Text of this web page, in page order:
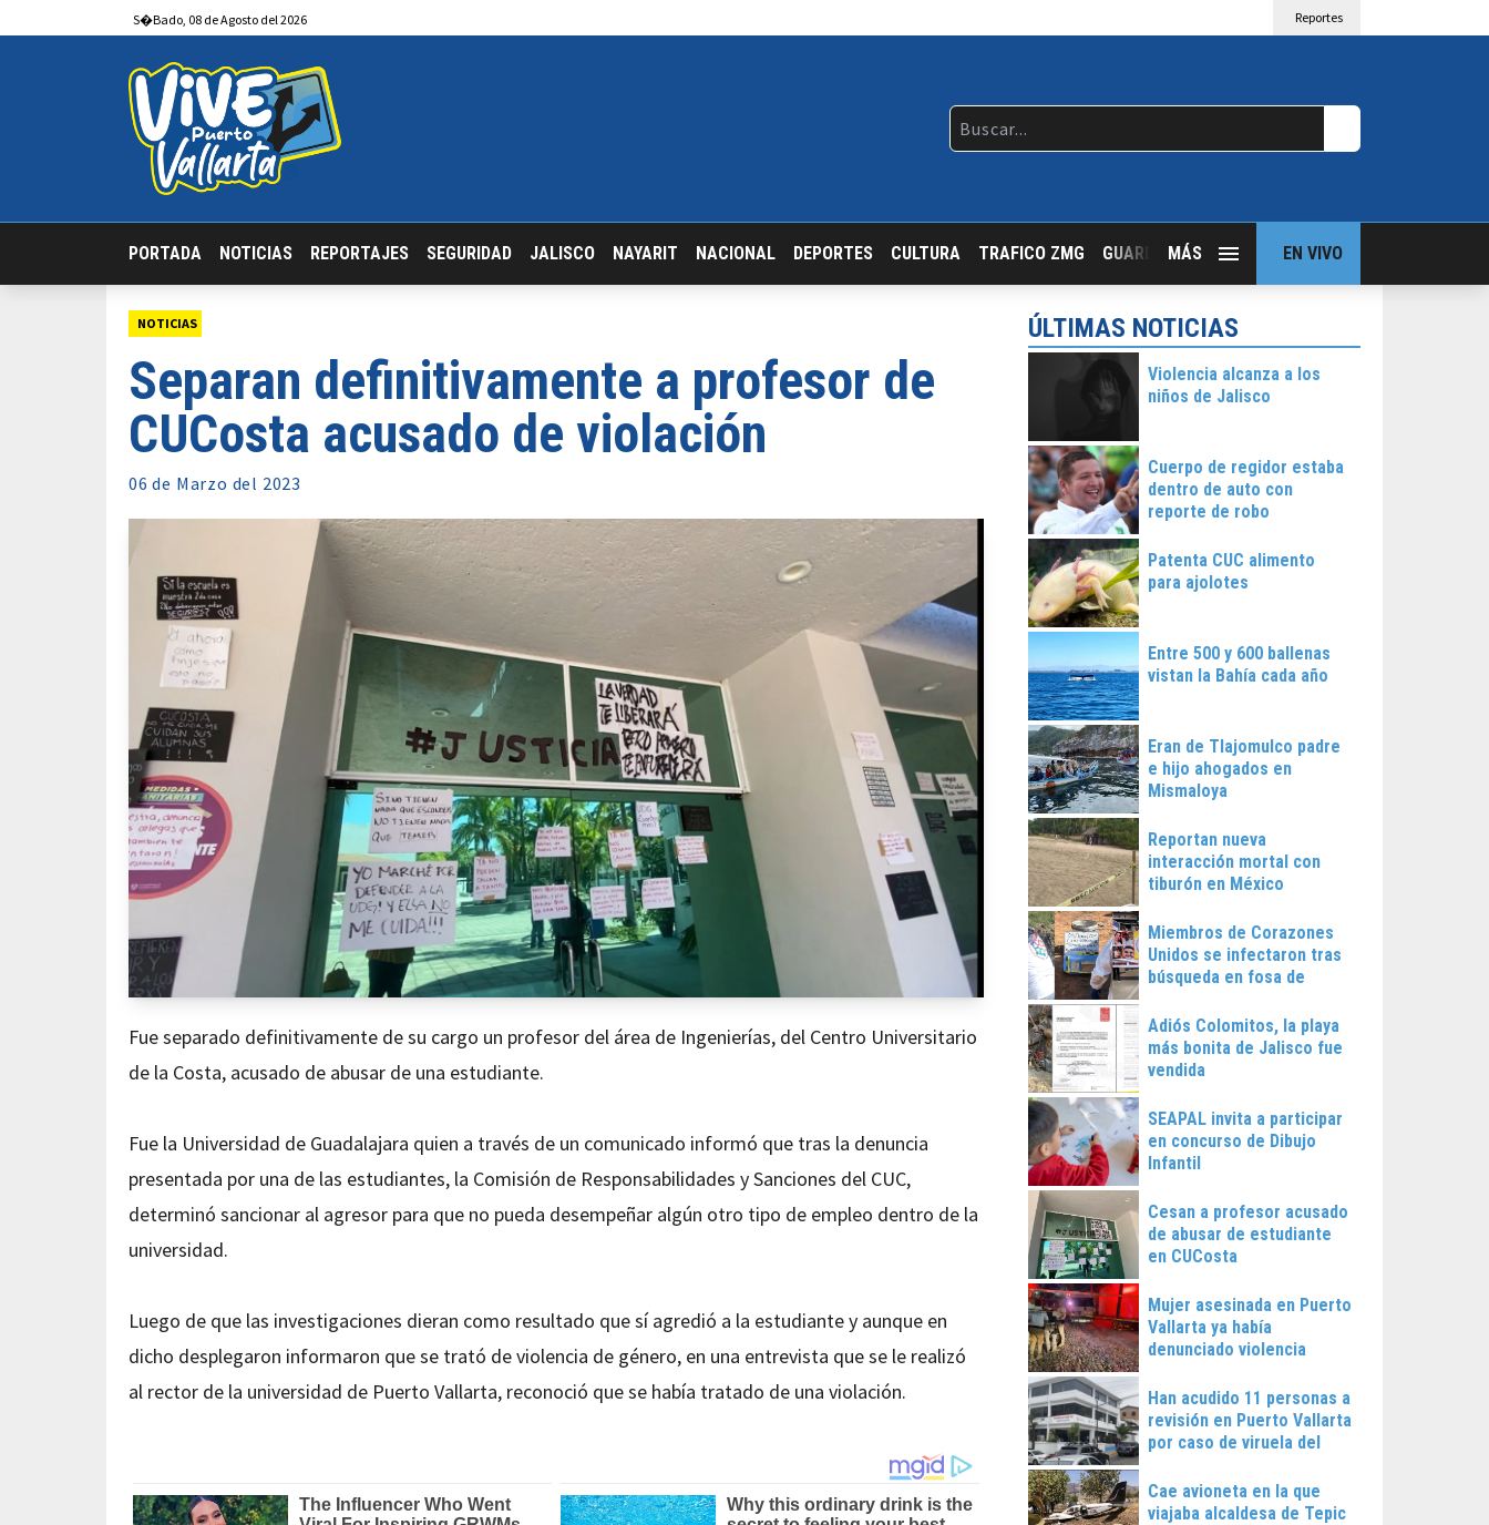
S�bado, 08 deAgosto del 2026 Reportes
PORTADA NOTICIAS REPORTAJES SEGURIDAD JALISCO NAYARIT NACIONAL DEPORTES CULTURA TRAFICO ZMG GUARDIA NOCTURNA GUADALAJARA FOLLOW
MÁS EN VIVO
NOTICIAS
Separan definitivamente a profesor de
CUCosta acusado de violación
06 de Marzo del 2023
Fue separado definitivamente de su cargo un profesor del área de Ingenierías, del Centro Universitario
de la Costa, acusado de abusar de una estudiante.
Fue la Universidad de Guadalajara quien a través de un comunicado informó que tras la denuncia
presentada por una de las estudiantes, la Comisión de Responsabilidades y Sanciones del CUC,
determinó sancionar al agresor para que no pueda desempeñar algún otro tipo de empleo dentro de la
universidad.
Luego de que las investigaciones dieran como resultado que sí agredió a la estudiante y aunque en
dicho desplegaron informaron que se trató de violencia de género, en una entrevista que se le realizó
al rector de la universidad de Puerto Vallarta, reconoció que se había tratado de una violación.
ÚLTIMAS NOTICIAS
Violencia alcanza a los
niños de Jalisco
Cuerpo de regidor estaba
dentro de auto con
reporte de robo
Patenta CUC alimento
para ajolotes
Entre 500 y 600 ballenas
vistan la Bahía cada año
Eran de Tlajomulco padre
e hijo ahogados en
Mismaloya
Reportan nueva
interacción mortal con
tiburón en México
Miembros de Corazones
Unidos se infectaron tras
búsqueda en fosa de
Adiós Colomitos, la playa
más bonita de Jalisco fue
vendida
SEAPAL invita a participar
en concurso de Dibujo
Infantil
Cesan a profesor acusado
de abusar de estudiante
en CUCosta
Mujer asesinada en Puerto
Vallarta ya había
denunciado violencia
Han acudido 11 personas a
revisión en Puerto Vallarta
por caso de viruela del
Cae avioneta en la que
viajaba alcaldesa de Tepic